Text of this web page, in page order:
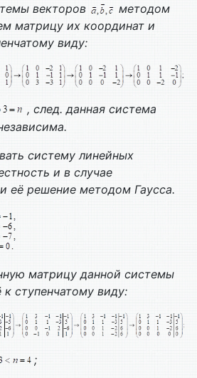
векторов
методом
матрицу их координат и
виду:
, след. данная система
систему линейных
и в случае
её решение методом Гаусса.
матрицу данной системы
ступенчатому виду:
;